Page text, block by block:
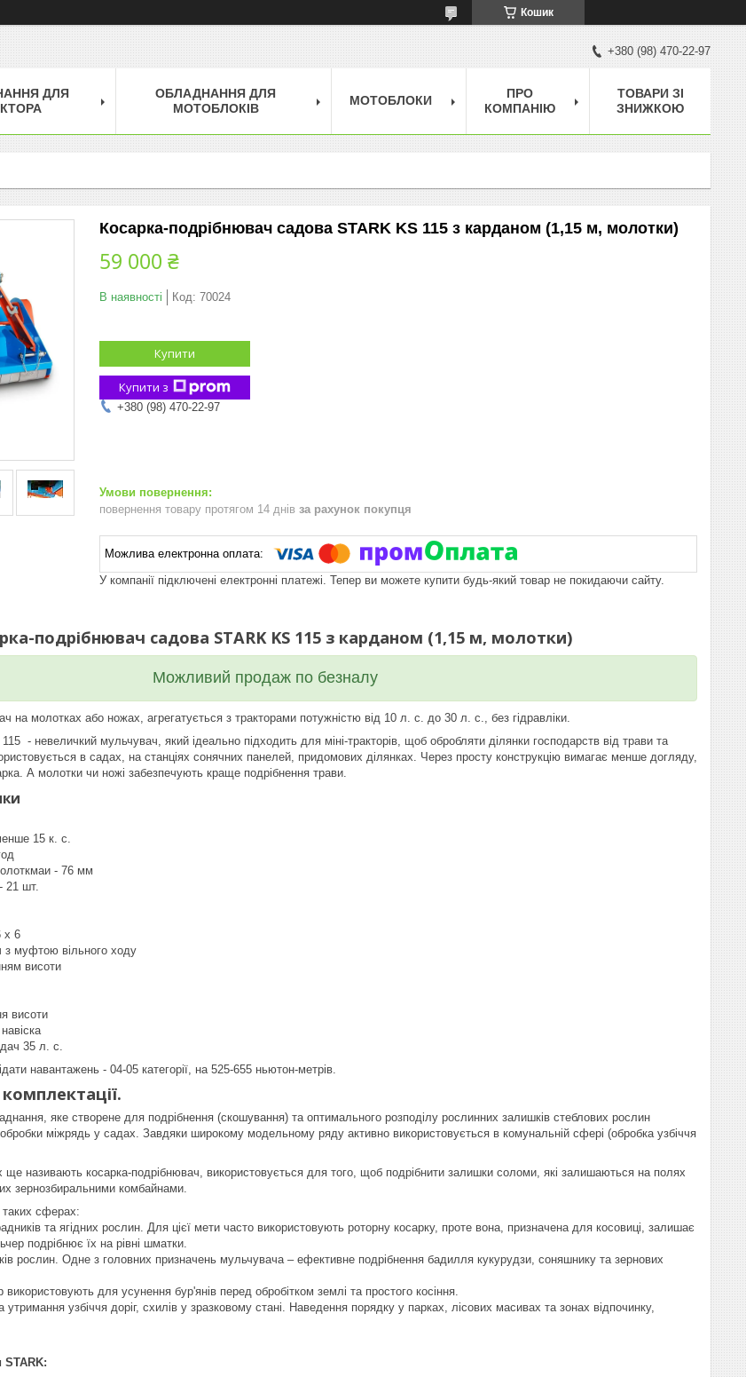
Кошик
+380 (98) 470-22-97
ДЛЯ
ОБЛАДНАННЯ ДЛЯ
МОТОБЛОКІВ
МОТОБЛОКИ
ПРО
КОМПАНІЮ
ТОВАРИ ЗІ
ЗНИЖКОЮ
Косарка-подрібнювач садова STARK KS 115 з карданом (1,15 м, молотки)
59 000 ₴
В наявності Код: 70024
Купити
Купити з
+380 (98) 470-22-97
повернення товару протягом 14 днів за рахунок покупця
У компанії підключені електронні платежі. Тепер ви можете купити будь-який товар не покидаючи сайту.
подрібнювач садова STARK KS 115 з карданом (1,15 м, молотки)
Можливий продаж по безналу
на молотках або ножах, агрегатується з тракторами потужністю від 10 л. с. до 30 л. с., без гідравліки.
- невеличкий мульчувач, який ідеально підходить для міні-тракторів, щоб обробляти ділянки господарств від трави та
в садах, на станціях сонячних панелей, придомових ділянках. Через просту конструкцію вимагає менше догляду,
А молотки чи ножі забезпечують краще подрібнення трави.
15 к. с.
- 76 мм
21 шт.
x 6
з муфтою вільного ходу
висоти
висоти
35 л. с.
навантажень - 04-05 категорії, на 525-655 ньютон-метрів.
яке створене для подрібнення (cкошування) та оптимального розподілу рослинних залишків стеблових рослин
міжрядь у садах. Завдяки широкому модельному ряду активно використовується в комунальній сфері (обробка узбіччя
ще називають косарка-подрібнювач, використовується для того, щоб подрібнити залишки соломи, які залишаються на полях
зернозбиральними комбайнами.
сферах:
та ягідних рослин. Для цієї мети часто використовують роторну косарку, проте вона, призначена для косовиці, залишає
подрібнює їх на рівні шматки.
рослин. Одне з головних призначень мульчувача – ефективне подрібнення бадилля кукурудзи, соняшнику та зернових
для усунення бур'янів перед обробітком землі та простого косіння.
узбіччя доріг, схилів у зразковому стані. Наведення порядку у парках, лісових масивах та зонах відпочинку,
STARK: